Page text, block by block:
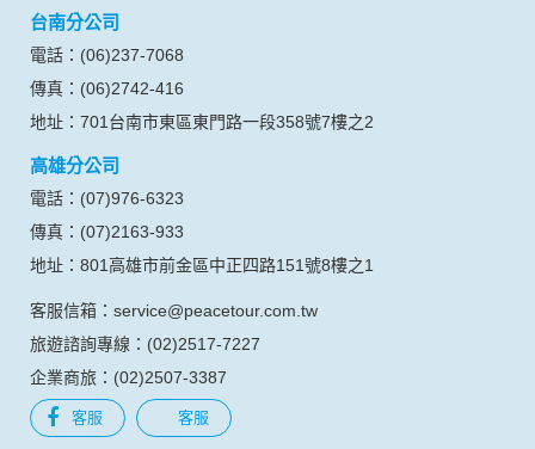
台南分公司
電話：(06)237-7068
傳真：(06)2742-416
地址：701台南市東區東門路一段358號7樓之2
高雄分公司
電話：(07)976-6323
傳真：(07)2163-933
地址：801高雄市前金區中正四路151號8樓之1
客服信箱：service@peacetour.com.tw
旅遊諮詢專線：(02)2517-7227
企業商旅：(02)2507-3387
客服 客服